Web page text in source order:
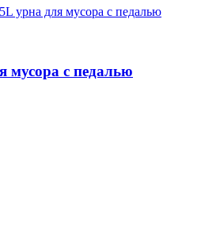
мусора с педалью